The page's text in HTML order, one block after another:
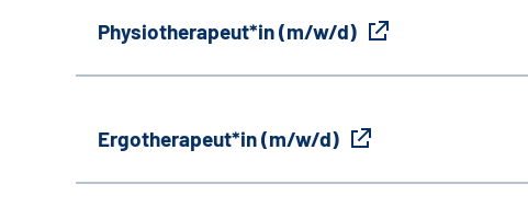
Physiotherapeut*in (m/w/d)
Ergotherapeut*in (m/w/d)